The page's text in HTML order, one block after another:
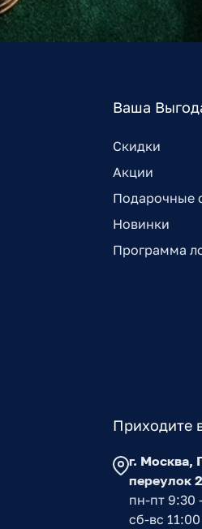
Ваша
Скидки
Акции
Подарочные
Новинки
Программа
Приходите
г. Москва,
переулок
пн-пт 9:30
сб-вс